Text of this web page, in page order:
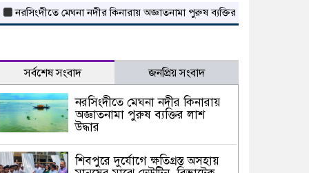
মেঘনা নদীর কিনারায় অজ্ঞাতনামা পুরুষ ব্যক্তির লাশ উদ্ধার
সর্বশেষ সংবাদ জনপ্রিয় সংবাদ
নরসিংদীতে মেঘনা নদীর কিনারায়
অজ্ঞাতনামা পুরুষ ব্যক্তির লাশ
উদ্ধার
শিবপুরে দুর্যোগে ক্ষতিগ্রস্ত অসহায়